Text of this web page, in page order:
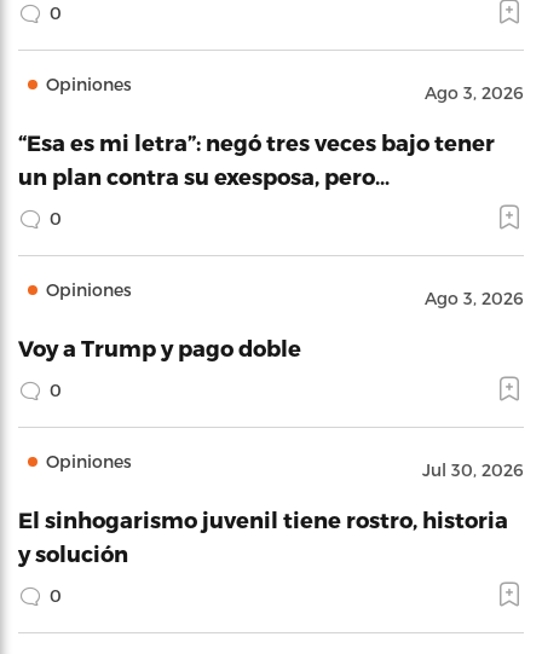
0
Opiniones Ago 3, 2026
“Esa es mi letra”: negó tres veces bajo tener
un plan contra su exesposa, pero…
0
Opiniones Ago 3, 2026
Voy a Trump y pago doble
0
Opiniones Jul 30, 2026
El sinhogarismo juvenil tiene rostro, historia
y solución
0